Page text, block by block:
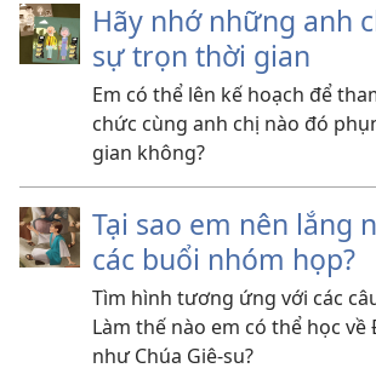
Hãy nhớ những anh
sự trọn thời gian
Em có thể lên kế hoạch để
chức cùng anh chị nào đó
gian không?
Tại sao em nên lắng
các buổi nhóm họp?
Tìm hình tương ứng với các
Làm thế nào em có thể học về
như Chúa Giê-su?